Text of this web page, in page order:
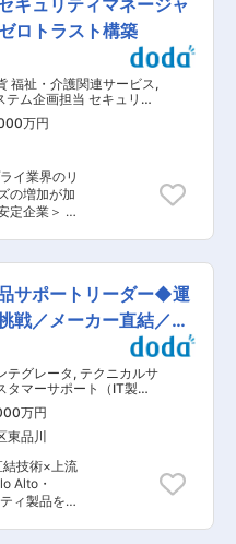
n-
社の定める業務
アセスメン
用いた多層
ィインシデ
ォレンジ
ーや運用プ
した改善提
なセキュリ
ム育成と
ドライン策
フト導入計
おけるサイ
融/セキュ
/情報セキ
入社
1か月の座
・2週間〜
のビジョン
、面談と
。 ［HR担
ーへのイン
とのキャ
的なスキ
マルチに活
見×本質的
人一人のた
：会社の定める業務
キュリティマネージャ
ロトラスト構築
福祉・介護関連サービス,
テム企画担当 セキュリテ
ント・アナリスト
万円
イ業界のリ
の増加が加
企業＞ ■
。セキュリ
環境の設
経営に近い
部門やチー
からセキ
業務
の統括
ク評価、ポ
ネットワー
るセキュ
ス・技術の
・AI利用に
応 ・インシ
の実施 ・
選定と運用
ライヤ管理
サポートリーダー◆運
戦／メーカー直結／最
テグレータ, テクニカルサ
タマーサポート（IT製
ティコンサルタント・ア
万円
東品川
技術×上流
Alto・
ィ製品を担